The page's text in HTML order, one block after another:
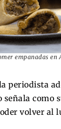
empanadas en
periodista
señala como
volver al